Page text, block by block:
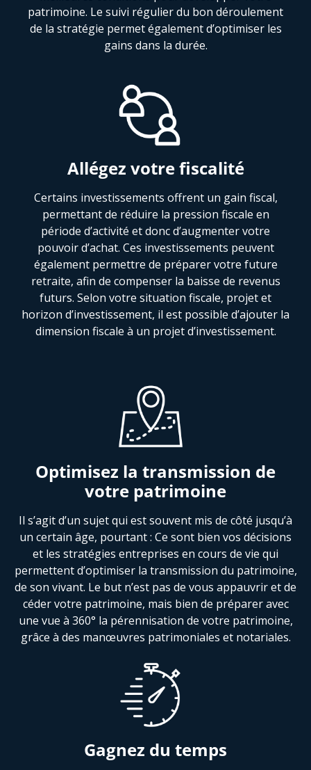
patrimoine. Le suivi régulier du bon déroulement
de la stratégie permet également d’optimiser les
gains dans la durée.
Allégez votre fiscalité
Certains investissements offrent un gain fiscal,
permettant de réduire la pression fiscale en
période d’activité et donc d’augmenter votre
pouvoir d’achat. Ces investissements peuvent
également permettre de préparer votre future
retraite, afin de compenser la baisse de revenus
futurs. Selon votre situation fiscale, projet et
horizon d’investissement, il est possible d’ajouter la
dimension fiscale à un projet d’investissement.
Optimisez la transmission de
votre patrimoine
Il s’agit d’un sujet qui est souvent mis de côté jusqu’à
un certain âge, pourtant : Ce sont bien vos décisions
et les stratégies entreprises en cours de vie qui
permettent d’optimiser la transmission du patrimoine,
de son vivant. Le but n’est pas de vous appauvrir et de
céder votre patrimoine, mais bien de préparer avec
une vue à 360° la pérennisation de votre patrimoine,
grâce à des manœuvres patrimoniales et notariales.
Gagnez du temps